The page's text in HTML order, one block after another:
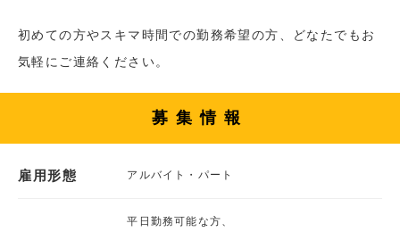
初めての方やスキマ時間での勤務希望の方、どなたでもお
気軽にご連絡ください。
募集情報
雇用形態 アルバイト・パート
平日勤務可能な方、